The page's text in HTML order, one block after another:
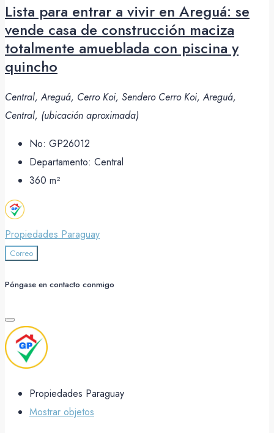
Lista para entrar a vivir en Areguá: se
vende casa de construcción maciza
totalmente amueblada con piscina y
quincho
Central, Areguá, Cerro Koi, Sendero Cerro Koi, Areguá,
Central, (ubicación aproximada)
No: GP26012
Departamento: Central
360 m²
Propiedades Paraguay
Correo
Póngase en contacto conmigo
Propiedades Paraguay
Mostrar objetos